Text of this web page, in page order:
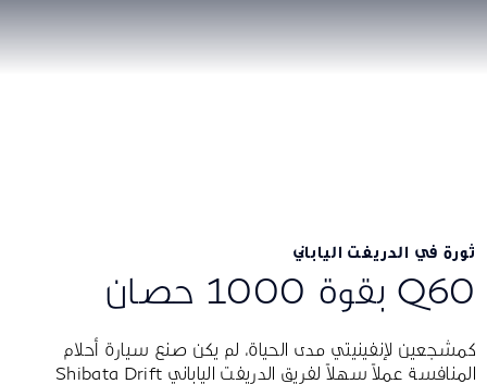
Q60 بقوة 1000 حصان
ثورة في الدريفت الياباني
كمشجعين لإنفينيتي مدى الحياة، لم يكن صنع سيارة أحلام
المنافسة عملاً سهلاً لفريق الدريفت الياباني Shibata Drift